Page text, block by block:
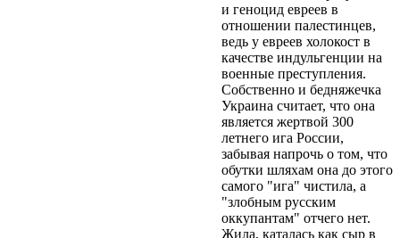
и геноцид евреев в
отношении палестинцев,
ведь у евреев холокост в
качестве индульгенции на
военные преступления.
Собственно и бедняжечка
Украина считает, что она
является жертвой 300
летнего ига России,
забывая напрочь о том, что
обутки шляхам она до этого
самого "ига" чистила, а
"злобным русским
оккупантам" отчего нет.
Жила, каталась как сыр в